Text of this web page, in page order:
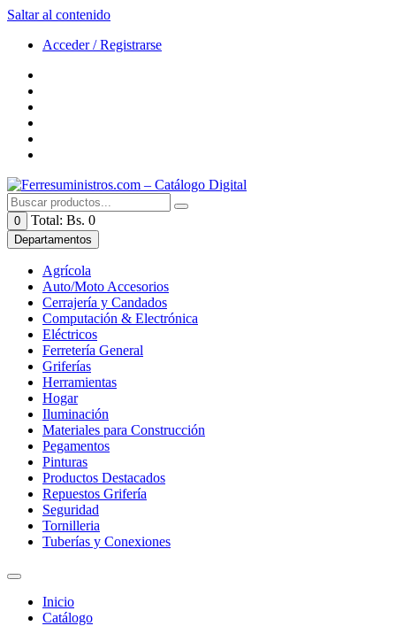
Saltar al contenido
Acceder / Registrarse
0 Total: Bs. 0
Departamentos
Agrícola
Auto/Moto Accesorios
Cerrajería y Candados
Computación & Electrónica
Eléctricos
Ferretería General
Griferías
Herramientas
Hogar
Iluminación
Materiales para Construcción
Pegamentos
Pinturas
Productos Destacados
Repuestos Grifería
Seguridad
Tornilleria
Tuberías y Conexiones
Inicio
Catálogo